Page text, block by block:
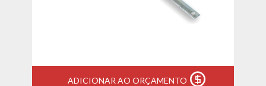
ADICIONAR AO ORÇAMENTO